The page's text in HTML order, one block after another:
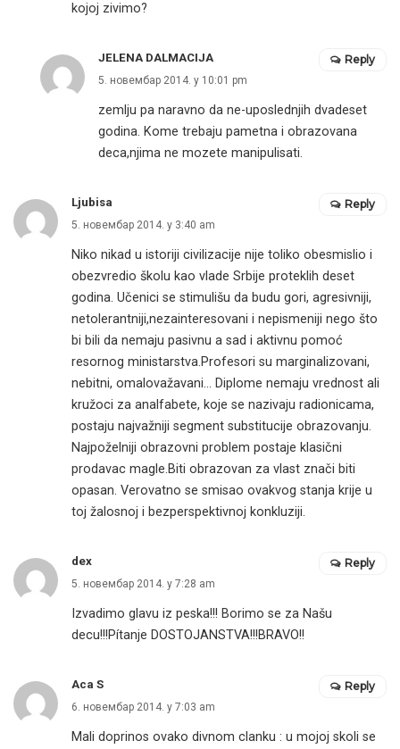
kojoj zivimo?
JELENA DALMACIJA
5. новембар 2014. у 10:01 pm
zemlju pa naravno da ne-uposlednjih dvadeset
godina. Kome trebaju pametna i obrazovana
deca,njima ne mozete manipulisati.
Reply
Ljubisa
5. новембар 2014. у 3:40 am
Niko nikad u istoriji civilizacije nije toliko obesmislio i
obezvredio školu kao vlade Srbije proteklih deset
godina. Učenici se stimulišu da budu gori, agresivniji,
netolerantniji,nezainteresovani i nepismeniji nego što
bi bili da nemaju pasivnu a sad i aktivnu pomoć
resornog ministarstva.Profesori su marginalizovani,
nebitni, omalovažavani… Diplome nemaju vrednost ali
kružoci za analfabete, koje se nazivaju radionicama,
postaju najvažniji segment substitucije obrazovanju.
Najpoželniji obrazovni problem postaje klasični
prodavac magle.Biti obrazovan za vlast znači biti
opasan. Verovatno se smisao ovakvog stanja krije u
toj žalosnoj i bezperspektivnoj konkluziji.
Reply
dex
5. новембар 2014. у 7:28 am
Izvadimo glavu iz peska!!! Borimo se za Našu
decu!!!Pítanje DOSTOJANSTVA!!!BRAVO!!
Reply
Aca S
6. новембар 2014. у 7:03 am
Mali doprinos ovako divnom clanku : u mojoj skoli se
Reply